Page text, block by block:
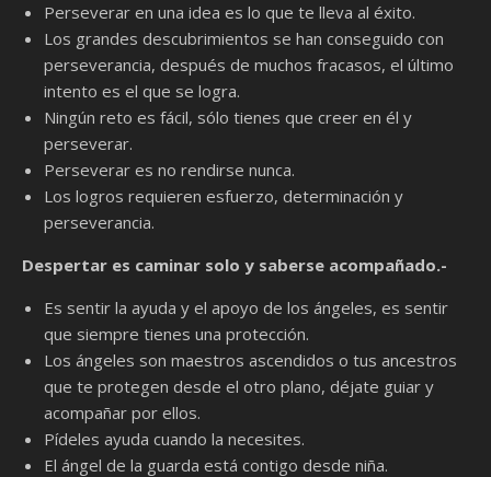
Perseverar en una idea es lo que te lleva al éxito.
Los grandes descubrimientos se han conseguido con
perseverancia, después de muchos fracasos, el último
intento es el que se logra.
Ningún reto es fácil, sólo tienes que creer en él y
perseverar.
Perseverar es no rendirse nunca.
Los logros requieren esfuerzo, determinación y
perseverancia.
Despertar es caminar solo y saberse acompañado.-
Es sentir la ayuda y el apoyo de los ángeles, es sentir
que siempre tienes una protección.
Los ángeles son maestros ascendidos o tus ancestros
que te protegen desde el otro plano, déjate guiar y
acompañar por ellos.
Pídeles ayuda cuando la necesites.
El ángel de la guarda está contigo desde niña.